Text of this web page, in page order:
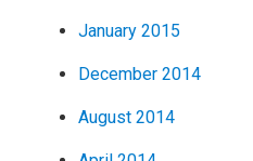
January 2015
December 2014
August 2014